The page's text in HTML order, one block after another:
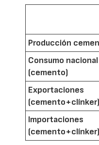
Producción
Consumo nacional
(cemento)
Exportaciones
(cemento+clínker)
Importaciones
(cemento+clínker)